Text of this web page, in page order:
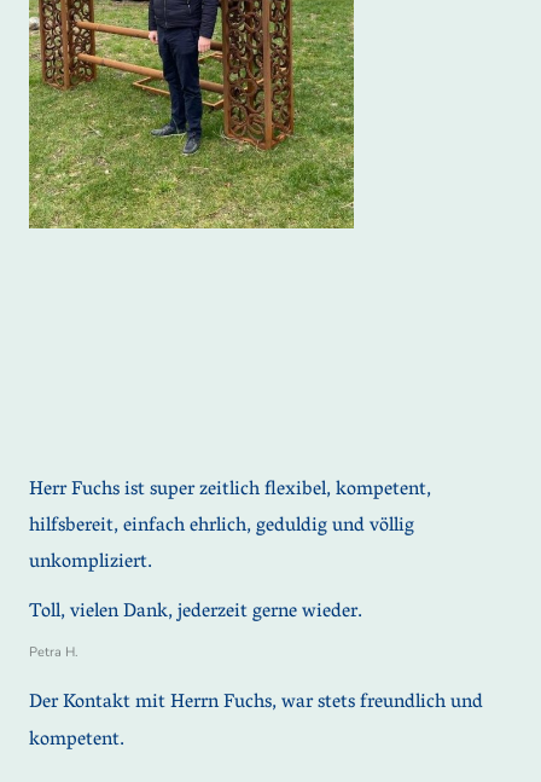
Herr Fuchs ist super zeitlich flexibel, kompetent,
hilfsbereit, einfach ehrlich, geduldig und völlig
unkompliziert.
Toll, vielen Dank, jederzeit gerne wieder.
Petra H.
Der Kontakt mit Herrn Fuchs, war stets freundlich und
kompetent.